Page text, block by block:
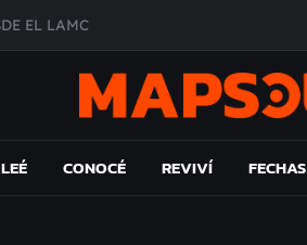
DE ÉPOCA EN FORMA DE DISCO
EL ENSAYO
LEÉ CONOCÉ REVIVÍ FECHAS